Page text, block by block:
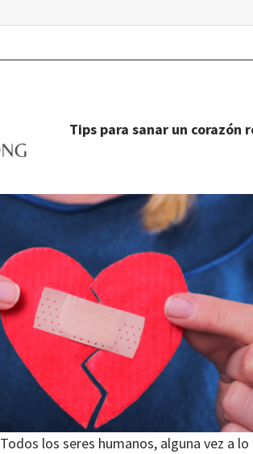
Tips para sanar un corazón
Todos los seres humanos, alguna vez a